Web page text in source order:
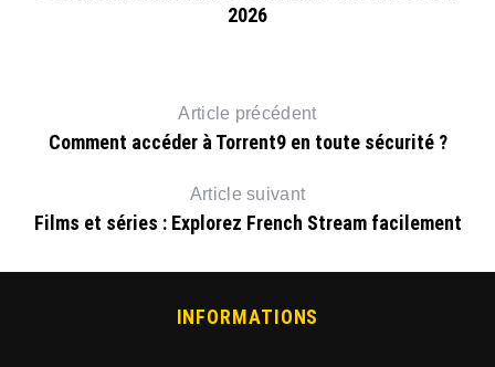
2026
Article précédent
Comment accéder à Torrent9 en toute sécurité ?
Article suivant
Films et séries : Explorez French Stream facilement
INFORMATIONS